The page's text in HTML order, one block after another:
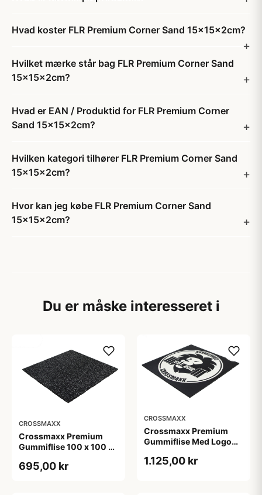
Hvad koster FLR Premium Corner Sand 15x15x2cm?
Hvilket mærke står bag FLR Premium Corner Sand
15x15x2cm?
Hvad er EAN / Produktid for FLR Premium Corner
Sand 15x15x2cm?
Hvilken kategori tilhører FLR Premium Corner Sand
15x15x2cm?
Hvor kan jeg købe FLR Premium Corner Sand
15x15x2cm?
Du er måske interesseret i
CROSSMAXX
Crossmaxx Premium
Gummiflise 100 x 100 x
695,00 kr
CROSSMAXX
Crossmaxx Premium
Gummiflise Med Logo
1.125,00 kr